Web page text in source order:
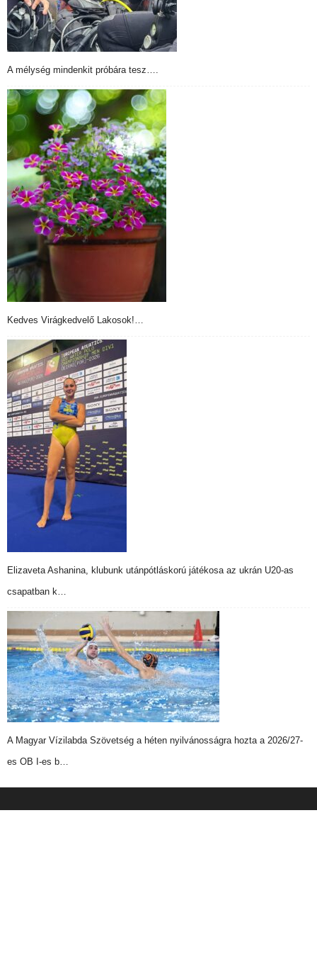
A mélység mindenkit próbára tesz….
Kedves Virágkedvelő Lakosok!…
Elizaveta Ashanina, klubunk utánpótláskorú játékosa az ukrán U20-as
csapatban k…
A Magyar Vízilabda Szövetség a héten nyilvánosságra hozta a 2026/27-
es OB I-es b…